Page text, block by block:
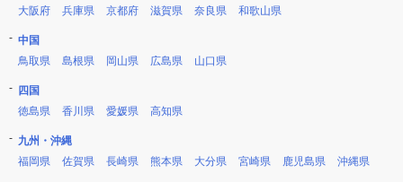
大阪府
兵庫県 京都府 滋賀県 奈良県 和歌山県
中国
鳥取県
島根県 岡山県 広島県 山口県
四国
徳島県
香川県 愛媛県 高知県
九州・沖縄
福岡県
佐賀県 長崎県 熊本県 大分県 宮崎県 鹿児島県 沖縄県